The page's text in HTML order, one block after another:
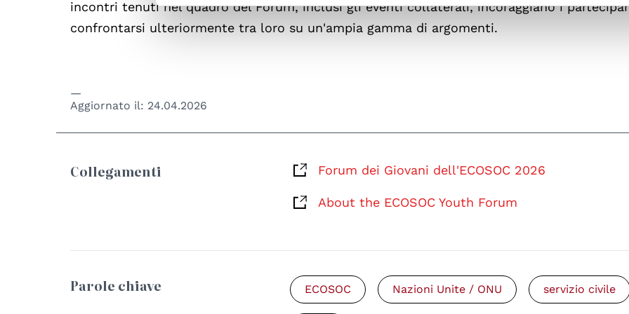
incontri tenuti nel quadro del Forum, inclusi gli eventi collaterali, incoraggiano i
confrontarsi ulteriormente tra loro su un'ampia gamma di argomenti.
Aggiornato il: 24.04.2026
Collegamenti Forum dei Giovani dell'ECOSOC 2026
About the ECOSOC Youth Forum
Parole chiave ECOSOC Nazioni Unite / ONU servizio civile